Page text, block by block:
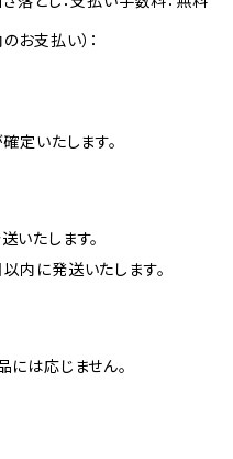
お支払い）：
定いたします。
いたします。
内に発送いたします。
には応じません。